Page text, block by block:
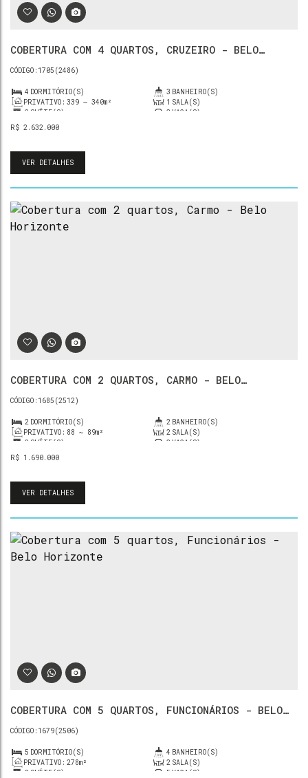
COBERTURA COM 4 QUARTOS, CRUZEIRO - BELO
R$ 2.632.000
1705 (2486)
4 DORMITÓRIO(S) 3 BANHEIRO(S)
PRIVATIVO: 339 ~ 340m² 1 SALA(S)
2 SUÍTE(S) 3 VAGA(S)
VER DETALHES
COBERTURA COM 2 QUARTOS, CARMO - BELO
R$ 1.690.000
1685 (2512)
2 DORMITÓRIO(S) 2 BANHEIRO(S)
PRIVATIVO: 88 ~ 89m² 2 SALA(S)
2 SUÍTE(S) 2 VAGA(S)
VER DETALHES
COBERTURA COM 5 QUARTOS, FUNCIONÁRIOS - BELO
1679(2506)
5 DORMITÓRIO(S) 4 BANHEIRO(S)
PRIVATIVO: 278m² 2 SALA(S)
2 SUÍTE(S) 5 VAGA(S)